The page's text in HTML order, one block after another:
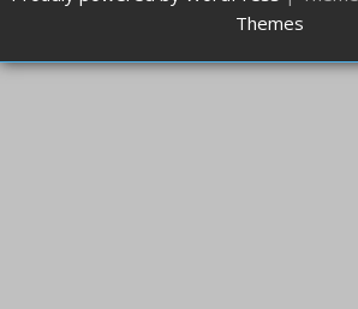
Themes